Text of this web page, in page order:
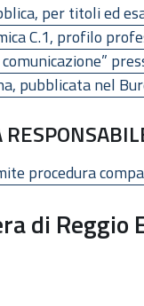
per titoli ed
C.1, profilo
pubblicata nel
procedura
di Reggio